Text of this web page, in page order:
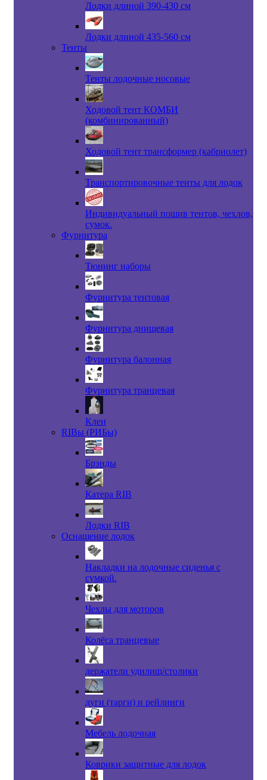
Лодки длиной 390-430 см
Лодки длиной 435-560 см
Тенты
Тенты лодочные носовые
Ходовой тент КОМБИ
(комбинированный)
Ходовой тент трансформер (кабриолет)
Транспортировочные тенты для лодок
Индивидуальный пошив тентов, чехлов,
сумок.
Фурнитура
Тюнинг наборы
Фурнитура тентовая
Фурнитура днищевая
Фурнитура балонная
Фурнитура транцевая
Клеи
RIBы (РИБы)
Брэнды
Катера RIB
Лодки RIB
Оснащение лодок
Накладки на лодочные сиденья с
сумкой.
Чехлы для моторов
Колёса транцевые
держатели удилищ/столики
дуги (тарги) и рейлинги
Мебель лодочная
Коврики защитные для лодок